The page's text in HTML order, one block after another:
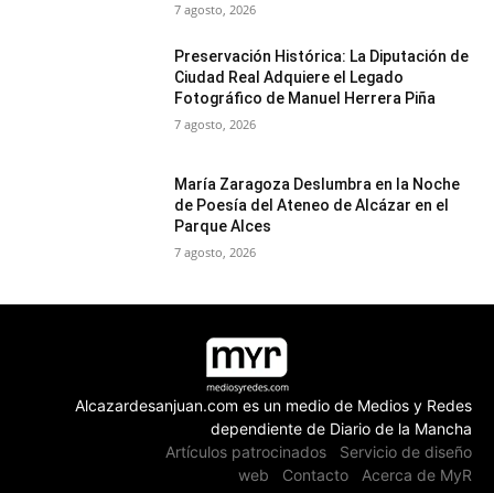
7 agosto, 2026
Preservación Histórica: La Diputación de
Ciudad Real Adquiere el Legado
Fotográfico de Manuel Herrera Piña
7 agosto, 2026
María Zaragoza Deslumbra en la Noche
de Poesía del Ateneo de Alcázar en el
Parque Alces
7 agosto, 2026
Alcazardesanjuan.com es un medio de Medios y Redes
dependiente de Diario de la Mancha
Artículos patrocinados
Servicio de diseño
web
Contacto Acerca de MyR